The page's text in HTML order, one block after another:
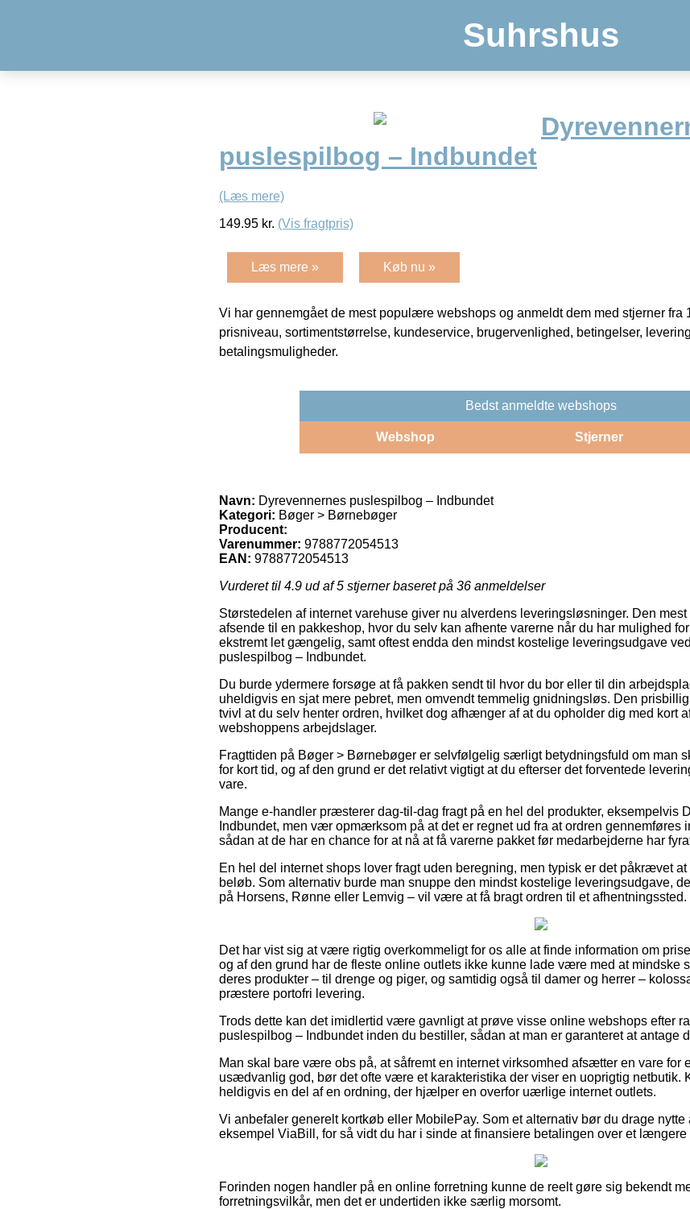
Suhrshus
puslespilbog – Indbundet
(Læs mere)
149.95 kr. (Vis fragtpris)
Læs mere » Køb nu »
Vi har gennemgået de mest populære webshops og anmeldt dem med stjerner fra
prisniveau, sortimentstørrelse, kundeservice, brugervenlighed, betingelser,
betalingsmuligheder.
Bedst anmeldte webshops
Webshop Stjerner
Navn: Dyrevennernes puslespilbog – Indbundet
Kategori: Bøger > Børnebøger
Producent:
Varenummer: 9788772054513
EAN: 9788772054513
Vurderet til 4.9 ud af 5 stjerner baseret på 36 anmeldelser
Størstedelen af internet varehuse giver nu alverdens leveringsløsninger. Den
afsende til en pakkeshop, hvor du selv kan afhente varerne når du har mulighed
ekstremt let gængelig, samt oftest endda den mindst kostelige leveringsudgave
puslespilbog – Indbundet.
Du burde ydermere forsøge at få pakken sendt til hvor du bor eller til din
uheldigvis en sjat mere pebret, men omvendt temmelig gnidningsløs. Den
tvivl at du selv henter ordren, hvilket dog afhænger af at du opholder dig med kort
webshoppens arbejdslager.
Fragttiden på Bøger > Børnebøger er selvfølgelig særligt betydningsfuld om man
for kort tid, og af den grund er det relativt vigtigt at du efterser det forventede
vare.
Mange e-handler præsterer dag-til-dag fragt på en hel del produkter, eksempelvis
Indbundet, men vær opmærksom på at det er regnet ud fra at ordren gennemføres
sådan at de har en chance for at nå at få varerne pakket før medarbejderne har
En hel del internet shops lover fragt uden beregning, men typisk er det påkrævet
beløb. Som alternativ burde man snuppe den mindst kostelige leveringsudgave,
på Horsens, Rønne eller Lemvig – vil være at få bragt ordren til et afhentningssted.
Det har vist sig at være rigtig overkommeligt for os alle at finde information om
og af den grund har de fleste online outlets ikke kunne lade være med at mindske
deres produkter – til drenge og piger, og samtidig også til damer og herrer –
præstere portofri levering.
Trods dette kan det imidlertid være gavnligt at prøve visse online webshops efter
puslespilbog – Indbundet inden du bestiller, sådan at man er garanteret at antage
Man skal bare være obs på, at såfremt en internet virksomhed afsætter en vare for
usædvanlig god, bør det ofte være et karakteristika der viser en uoprigtig netbutik.
heldigvis en del af en ordning, der hjælper en overfor uærlige internet outlets.
Vi anbefaler generelt kortkøb eller MobilePay. Som et alternativ bør du drage
eksempel ViaBill, for så vidt du har i sinde at finansiere betalingen over et længere
Forinden nogen handler på en online forretning kunne de reelt gøre sig bekendt
forretningsvilkår, men det er undertiden ikke særlig morsomt.